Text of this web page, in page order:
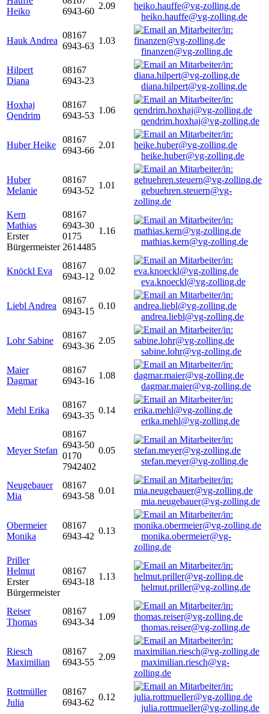
Heiko
6943-60
2.09
heiko.hauffe@vg-zolling.de
Hauk Andrea
08167
6943-63
1.03
finanzen@vg-zolling.de
Hilpert
Diana
08167
6943-23
diana.hilpert@vg-zolling.de
Hoxhaj
Qendrim
08167
6943-53
1.06
qendrim.hoxhaj@vg-zolling.de
Huber Heike
08167
6943-66
2.01
heike.huber@vg-zolling.de
Huber
Melanie
08167
6943-52
1.01
gebuehren.steuern@vg-
zolling.de
Kern
Mathias
Erster
Bürgermeister
08167
6943-30
0175
2614485
1.16
mathias.kern@vg-zolling.de
Knöckl Eva
08167
6943-12
0.02
eva.knoeckl@vg-zolling.de
Liebl Andrea
08167
6943-15
0.10
andrea.liebl@vg-zolling.de
Lohr Sabine
08167
6943-36
2.05
sabine.lohr@vg-zolling.de
Maier
Dagmar
08167
6943-16
1.08
dagmar.maier@vg-zolling.de
Mehl Erika
08167
6943-35
0.14
erika.mehl@vg-zolling.de
Meyer Stefan
08167
6943-50
0170
7942402
0.05
stefan.meyer@vg-zolling.de
Neugebauer
Mia
08167
6943-58
0.01
mia.neugebauer@vg-zolling.de
Obermeier
Monika
08167
6943-42
0.13
monika.obermeier@vg-
zolling.de
Priller
Helmut
Erster
Bürgermeister
08167
6943-18
1.13
helmut.priller@vg-zolling.de
Reiser
Thomas
08167
6943-34
1.09
thomas.reiser@vg-zolling.de
Riesch
Maximilian
08167
6943-55
2.09
maximilian.riesch@vg-
zolling.de
Rottmüller
Julia
08167
6943-62
0.12
julia.rottmueller@vg-zolling.de